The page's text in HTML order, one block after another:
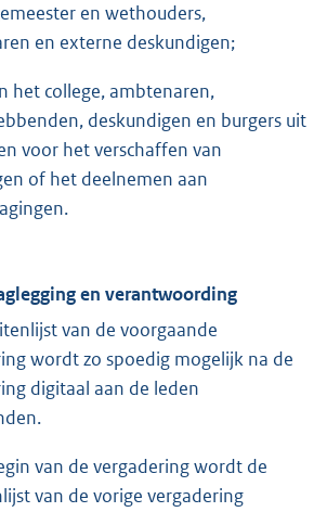
en wethouders,
en externe deskundigen;
het college, ambtenaren,
deskundigen en burgers uit
voor het verschaffen van
of het deelnemen aan
en verantwoording
van de voorgaande
wordt zo spoedig mogelijk na de
digitaal aan de leden
van de vergadering wordt de
van de vorige vergadering